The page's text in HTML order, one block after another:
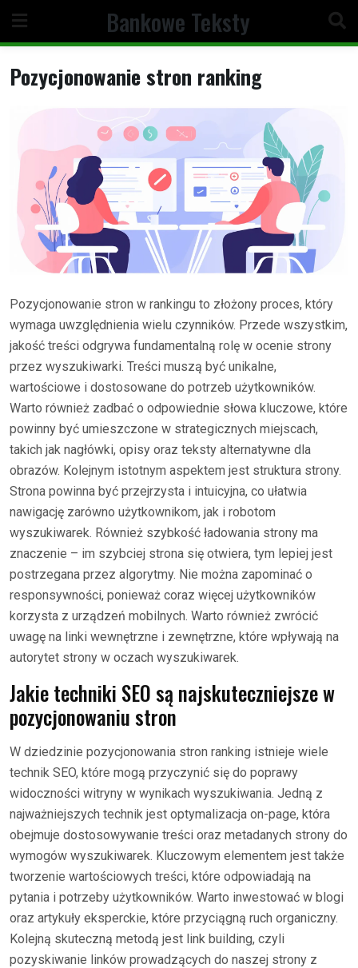
content
Bankowe Teksty
Pozycjonowanie stron ranking
Pozycjonowanie stron w rankingu to złożony proces, który
wymaga uwzględnienia wielu czynników. Przede wszystkim,
jakość treści odgrywa fundamentalną rolę w ocenie strony
przez wyszukiwarki. Treści muszą być unikalne,
wartościowe i dostosowane do potrzeb użytkowników.
Warto również zadbać o odpowiednie słowa kluczowe, które
powinny być umieszczone w strategicznych miejscach,
takich jak nagłówki, opisy oraz teksty alternatywne dla
obrazów. Kolejnym istotnym aspektem jest struktura strony.
Strona powinna być przejrzysta i intuicyjna, co ułatwia
nawigację zarówno użytkownikom, jak i robotom
wyszukiwarek. Również szybkość ładowania strony ma
znaczenie – im szybciej strona się otwiera, tym lepiej jest
postrzegana przez algorytmy. Nie można zapominać o
responsywności, ponieważ coraz więcej użytkowników
korzysta z urządzeń mobilnych. Warto również zwrócić
uwagę na linki wewnętrzne i zewnętrzne, które wpływają na
autorytet strony w oczach wyszukiwarek.
Jakie techniki SEO są najskuteczniejsze w
pozycjonowaniu stron
W dziedzinie pozycjonowania stron ranking istnieje wiele
technik SEO, które mogą przyczynić się do poprawy
widoczności witryny w wynikach wyszukiwania. Jedną z
najważniejszych technik jest optymalizacja on-page, która
obejmuje dostosowywanie treści oraz metadanych strony do
wymogów wyszukiwarek. Kluczowym elementem jest także
tworzenie wartościowych treści, które odpowiadają na
pytania i potrzeby użytkowników. Warto inwestować w blogi
oraz artykuły eksperckie, które przyciągną ruch organiczny.
Kolejną skuteczną metodą jest link building, czyli
pozyskiwanie linków prowadzących do naszej strony z